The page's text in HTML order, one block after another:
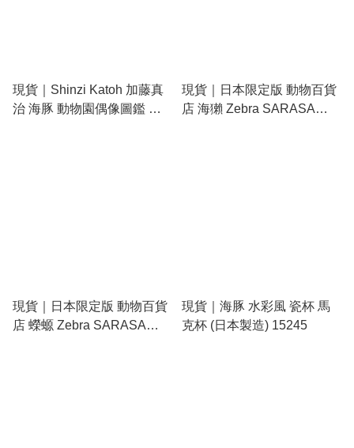
現貨｜Shinzi Katoh 加藤真
治 海豚 動物園偶像圖鑑 日
現貨｜日本限定版 動物百貨
店 海獺 Zebra SARASA
現貨｜日本限定版 動物百貨
店 蠑螈 Zebra SARASA
現貨｜海豚 水彩風 瓷杯 馬
克杯 (日本製造) 15245